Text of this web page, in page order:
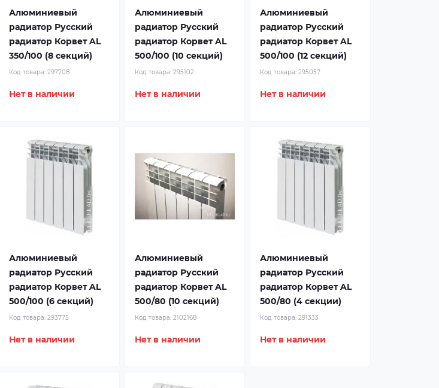
Алюминиевый
радиатор Русский
радиатор Корвет AL
350/100 (8 секций)
Код товара: 297708
Нет в наличии
Алюминиевый
радиатор Русский
радиатор Корвет AL
500/100 (10 секций)
Код товара: 295102
Нет в наличии
Алюминиевый
радиатор Русский
радиатор Корвет AL
500/100 (12 секций)
Код товара:295057
Нет в наличии
Алюминиевый
радиатор Русский
радиатор Корвет AL
500/100 (6 секций)
Код товара: 293775
Нет в наличии
Алюминиевый
радиатор Русский
радиатор Корвет AL
500/80 (10 секций)
Код товара: 2102168
Нет в наличии
Алюминиевый
радиатор Русский
радиатор Корвет AL
500/80 (4 секции)
Код товара:291333
Нет в наличии